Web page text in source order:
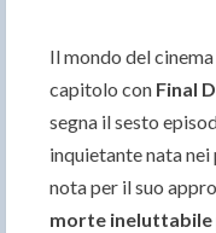
Il mondo del
capitolo con Final
segna il sesto
inquietante nata
nota per il suo
morte ineluttabile